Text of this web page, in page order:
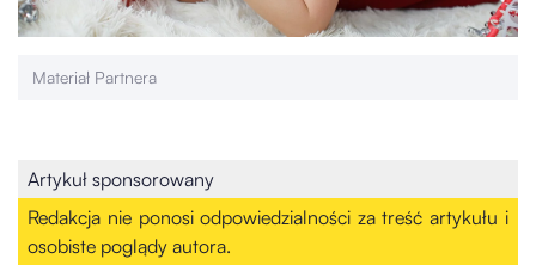
Materiał Partnera
Artykuł sponsorowany
Redakcja nie ponosi odpowiedzialności za treść artykułu i
osobiste poglądy autora.